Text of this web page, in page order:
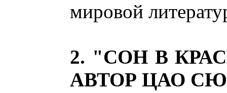
мировой
2. "СОН В
АВТОР ЦАО